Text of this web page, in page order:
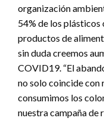
organización
54% de los plásticos
productos de
sin duda creemos
COVID19. “El
no solo coincide con
consumimos los
nuestra campaña de